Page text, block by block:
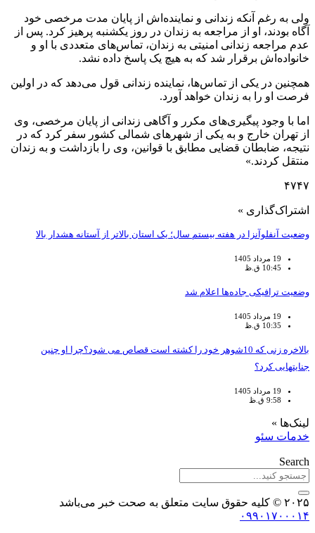
ولی به رغم آنکه زندانی و نماینده‌اش از پایان مدت مرخصی خود
آگاه بودند، او از مراجعه به زندان در روز یکشنبه پرهیز کرد. پس از
عدم مراجعه زندانی امنیتی به زندان، تماس‌های متعددی با او و
خانواده‌اش برقرار شد که به هیچ یک پاسخ داده نشد.
همچنین در یکی از تماس‌ها، نماینده زندانی قول می‌دهد که در اولین
فرصت او را به زندان خواهد آورد.
اما با وجود پیگیری‌های مکرر و آگاهی زندانی از پایان مرخصی، وی
از تهران خارج و به یکی از شهرهای شمالی کشور سفر کرد که در
نتیجه، ضابطان قضایی مطابق با قوانین، وی را بازداشت و به زندان
منتقل کردند.»
۴۷۴۷
اشتراک‌گذاری »
وضعیت آنفلوآنزا در هفته بیستم سال؛ یک استان بالاتر از آستانه هشدار بالا
19 مرداد 1405
10:45 ق.ظ
وضعیت ترافیکی جاده‌ها اعلام شد
19 مرداد 1405
10:35 ق.ظ
بالاخره زنی که 10شوهر خود را کشته است قصاص می شود؟چرا او چنین
جنایتهایی کرد؟
19 مرداد 1405
9:58 ق.ظ
لینک‌ها »
خدمات سئو
Search
۲۰۲۵ © کلیه حقوق سایت متعلق به صحت خبر می‌باشد
۰۹۹۰۱۷۰۰۰۱۴